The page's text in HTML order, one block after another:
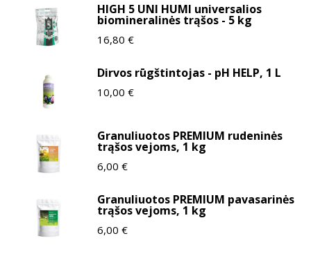
HIGH 5 UNI HUMI universalios
biomineralinės trąšos - 5 kg
16,80 €
Dirvos rūgštintojas - pH HELP, 1 L
10,00 €
Granuliuotos PREMIUM rudeninės
trąšos vejoms, 1 kg
6,00 €
Granuliuotos PREMIUM pavasarinės
trąšos vejoms, 1 kg
6,00 €